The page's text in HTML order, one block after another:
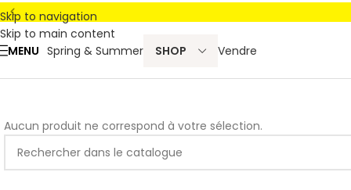
Skip to navigation
Skip to main content
MENU Spring & Summer SHOP Vendre
Aucun produit ne correspond à votre sélection.